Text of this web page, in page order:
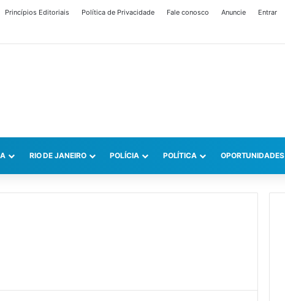
Princípios Editoriais Política de Privacidade Fale conosco Anuncie Entrar
RIO DE JANEIRO POLÍCIA POLÍTICA OPORTUNIDADES